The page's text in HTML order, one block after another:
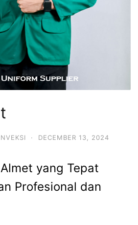
· DECEMBER 13, 2024
yang Tepat
Profesional dan